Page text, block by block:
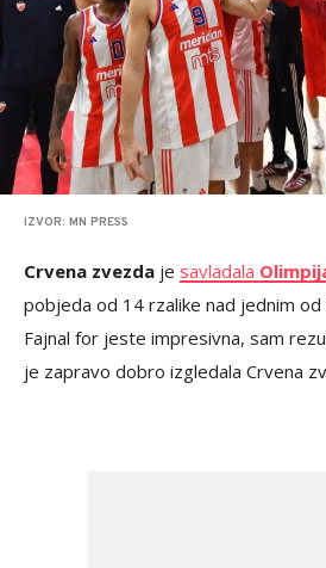
IZVOR: MN PRESS
Crvena zvezda je savladala
pobjeda od 14 rzalike nad jednim
Fajnal for jeste impresivna, sam
je zapravo dobro izgledala Crvena